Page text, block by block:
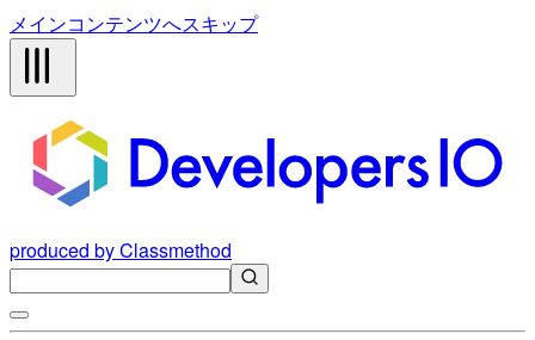
メインコンテンツへスキップ
produced by Classmethod